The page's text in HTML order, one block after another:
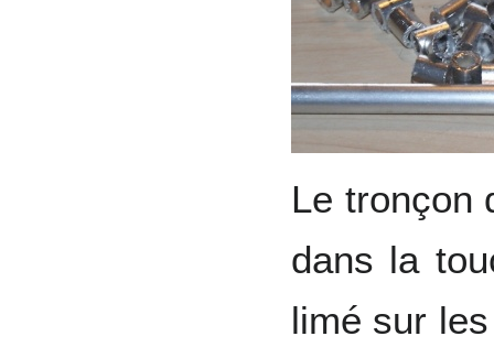
Le tronçon
dans la
limé sur